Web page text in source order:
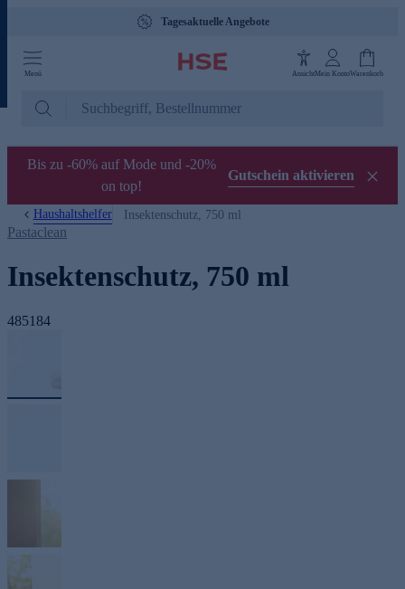
Tagesaktuelle Angebote
Menü AnsichtMein KontoWarenkorb
Bis zu -60% auf Mode und -20%
on top!
Gutschein aktivieren
Haushaltshelfer Insektenschutz, 750 ml
Pastaclean
Insektenschutz, 750 ml
485184